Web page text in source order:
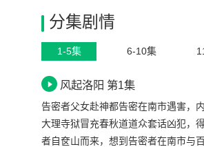
分集剧情
1-5集 6-10集
风起洛阳 第1集
告密者父女赴神都告密在南市遇害，
大理寺狱冒充春秋道道众套话凶犯，
者自奁山而来，想到告密者在南市与